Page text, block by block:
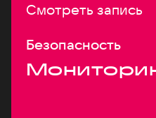
Смотреть запись
Безопасность